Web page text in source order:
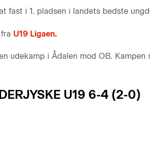
fast i 1. pladsen i landets bedste
U19 Ligaen.
udekamp i Ådalen mod OB.
U19 6-4 (2-0)